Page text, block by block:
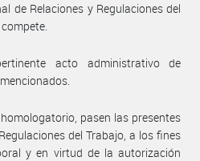
de Relaciones y Regulaciones del
acto administrativo de
pasen las presentes
del Trabajo, a los fines
y en virtud de la autorización